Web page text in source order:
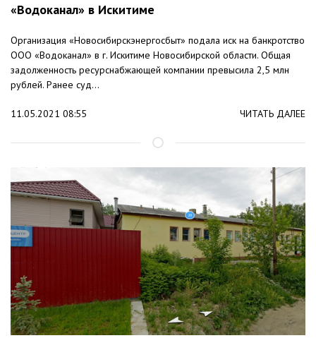
«Водоканал» в Искитиме
Организация «Новосибирскэнергосбыт» подала иск на банкротство
ООО «Водоканал» в г. Искитиме Новосибирской области. Общая
задолженность ресурснабжающей компании превысила 2,5 млн
рублей. Ранее суд...
11.05.2021 08:55 ЧИТАТЬ ДАЛЕЕ